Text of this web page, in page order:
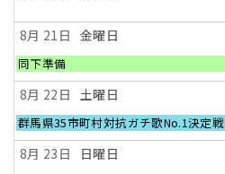
2026
金曜日
8月 21
金
曜
日,
8
月
21st
2026
同下準備
土曜日
8月 22
土
曜
日,
8
群馬県35市町村対抗ガチ歌No.1決定戦
日曜日
8月 23